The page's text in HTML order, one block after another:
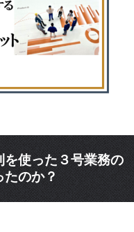
使った３号業務の
たのか？